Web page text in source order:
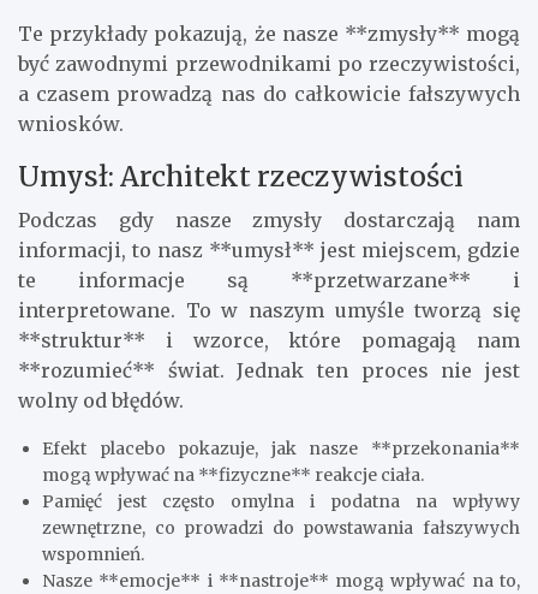
Te przykłady pokazują, że nasze **zmysły** mogą
być zawodnymi przewodnikami po rzeczywistości,
a czasem prowadzą nas do całkowicie fałszywych
wniosków.
Umysł: Architekt rzeczywistości
Podczas gdy nasze zmysły dostarczają nam
informacji, to nasz **umysł** jest miejscem, gdzie
te informacje są **przetwarzane** i
interpretowane. To w naszym umyśle tworzą się
**struktur** i wzorce, które pomagają nam
**rozumieć** świat. Jednak ten proces nie jest
wolny od błędów.
Efekt placebo pokazuje, jak nasze **przekonania**
mogą wpływać na **fizyczne** reakcje ciała.
Pamięć jest często omylna i podatna na wpływy
zewnętrzne, co prowadzi do powstawania fałszywych
wspomnień.
Nasze **emocje** i **nastroje** mogą wpływać na to,